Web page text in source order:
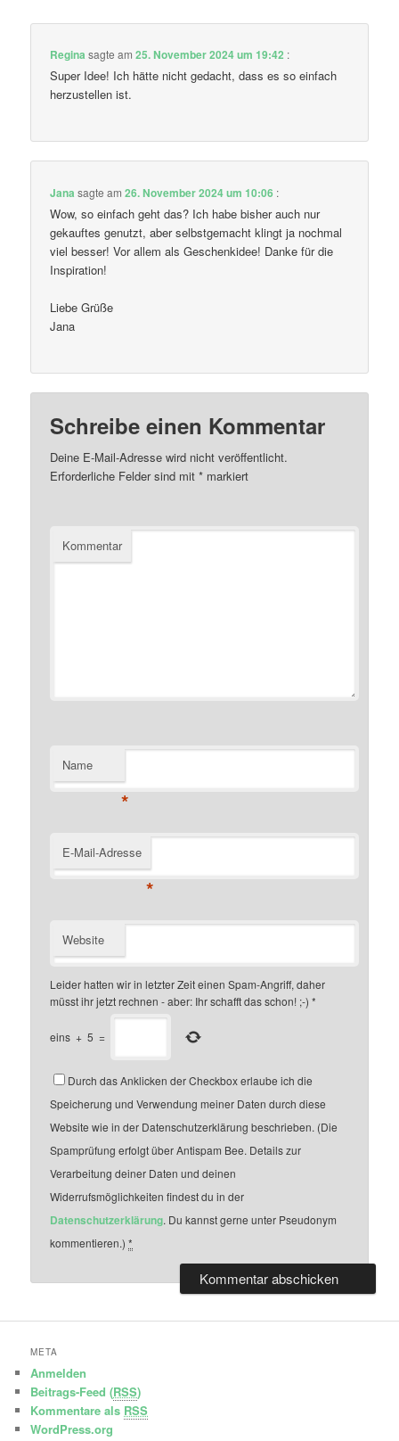
Regina sagte am25. November 2024 um 19:42 :
Super Idee! Ich hätte nicht gedacht, dass es so einfach
herzustellen ist.
Jana sagte am26. November 2024 um 10:06 :
Wow, so einfach geht das? Ich habe bisher auch nur
gekauftes genutzt, aber selbstgemacht klingt ja nochmal
viel besser! Vor allem als Geschenkidee! Danke für die
Inspiration!
Liebe Grüße
Jana
Schreibe einen Kommentar
Deine E-Mail-Adresse wird nicht veröffentlicht.
Erforderliche Felder sind mit* markiert
Kommentar
Name
*
E-Mail-Adresse
*
Website
Leider hatten wir in letzter Zeit einen Spam-Angriff, daher
müsst ihr jetzt rechnen - aber: Ihr schafft das schon! ;-) *
eins + 5 =
Durch das Anklicken der Checkbox erlaube ich die
Speicherung und Verwendung meiner Daten durch diese
Website wie in der Datenschutzerklärung beschrieben. (Die
Spamprüfung erfolgt über Antispam Bee. Details zur
Verarbeitung deiner Daten und deinen
Widerrufsmöglichkeiten findest du in der
Datenschutzerklärung. Du kannst gerne unter Pseudonym
kommentieren.)*
META
Anmelden
Beitrags-Feed (RSS)
Kommentare als RSS
WordPress.org